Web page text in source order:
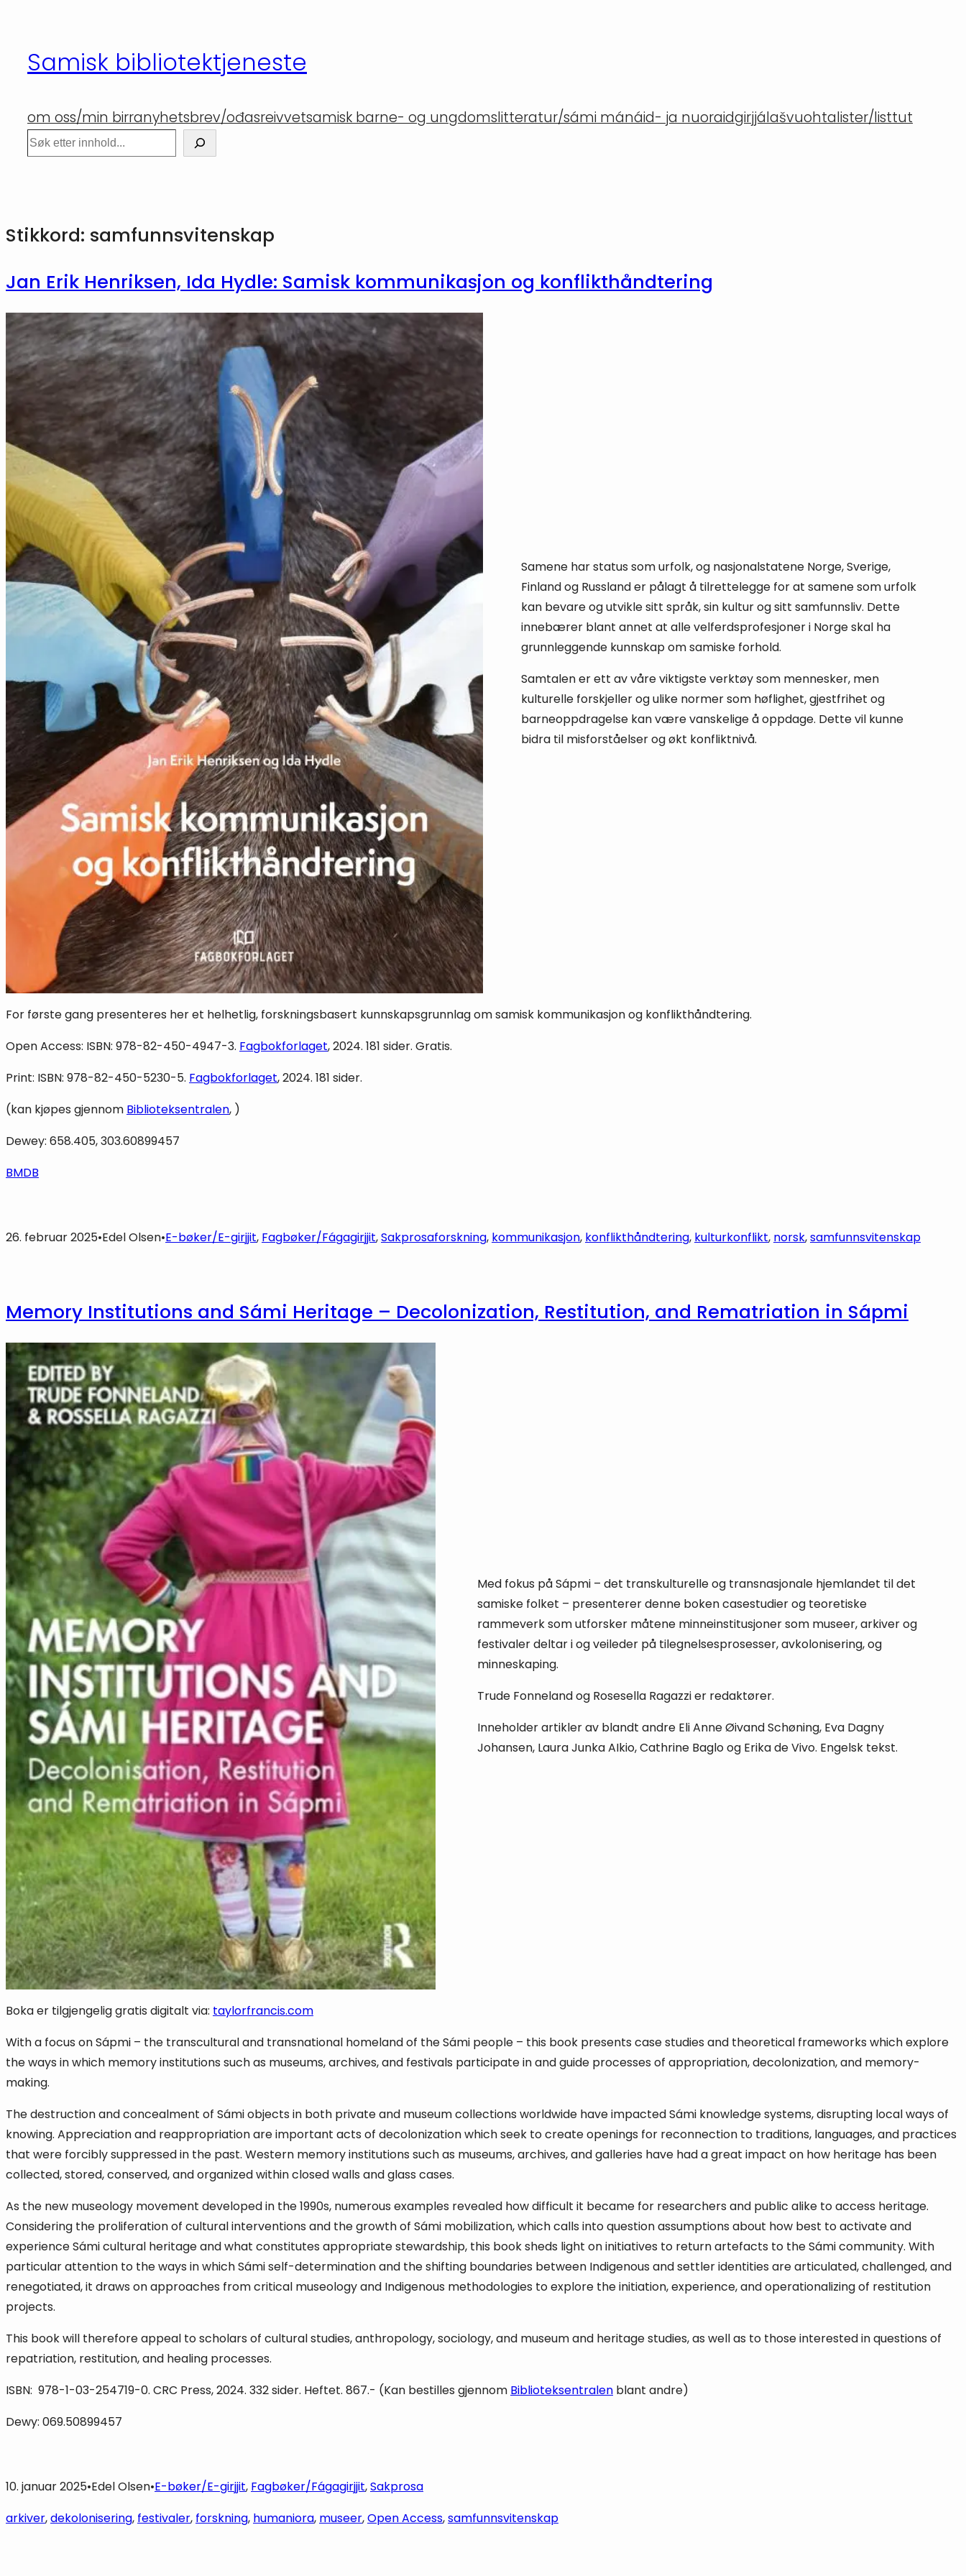
innholdSamisk bibliotektjeneste
om oss/min birranyhetsbrev/ođasreivvetsamisk barne- og ungdomslitteratur/sámi mánáid- ja nuoraidgirjjálašvuohtalister/listtut
Søk
Stikkord: samfunnsvitenskap
Jan Erik Henriksen, Ida Hydle: Samisk kommunikasjon og konflikthåndtering
Samene har status som urfolk, og nasjonalstatene Norge, Sverige,
Finland og Russland er pålagt å tilrettelegge for at samene som urfolk
kan bevare og utvikle sitt språk, sin kultur og sitt samfunnsliv. Dette
innebærer blant annet at alle velferdsprofesjoner i Norge skal ha
grunnleggende kunnskap om samiske forhold.
Samtalen er ett av våre viktigste verktøy som mennesker, men
kulturelle forskjeller og ulike normer som høflighet, gjestfrihet og
barneoppdragelse kan være vanskelige å oppdage. Dette vil kunne
bidra til misforståelser og økt konfliktnivå.
For første gang presenteres her et helhetlig, forskningsbasert kunnskapsgrunnlag om samisk kommunikasjon og konflikthåndtering.
Open Access: ISBN: 978-82-450-4947-3. Fagbokforlaget, 2024. 181 sider. Gratis.
Print: ISBN: 978-82-450-5230-5. Fagbokforlaget, 2024. 181 sider.
(kan kjøpes gjennom Biblioteksentralen, )
Dewey: 658.405, 303.60899457
BMDB
26. februar 2025•Edel Olsen•E-bøker/E-girjjit, Fagbøker/Fágagirjjit, Sakprosaforskning, kommunikasjon, konflikthåndtering, kulturkonflikt, norsk, samfunnsvitenskap
Memory Institutions and Sámi Heritage – Decolonization, Restitution, and Rematriation in Sápmi
Med fokus på Sápmi – det transkulturelle og transnasjonale hjemlandet til det
samiske folket – presenterer denne boken casestudier og teoretiske
rammeverk som utforsker måtene minneinstitusjoner som museer, arkiver og
festivaler deltar i og veileder på tilegnelsesprosesser, avkolonisering, og
minneskaping.
Trude Fonneland og Rosesella Ragazzi er redaktører.
Inneholder artikler av blandt andre Eli Anne Øivand Schøning, Eva Dagny
Johansen, Laura Junka AIkio, Cathrine Baglo og Erika de Vivo. Engelsk tekst.
Boka er tilgjengelig gratis digitalt via: taylorfrancis.com
With a focus on Sápmi – the transcultural and transnational homeland of the Sámi people – this book presents case studies and theoretical frameworks which explore
the ways in which memory institutions such as museums, archives, and festivals participate in and guide processes of appropriation, decolonization, and memory-
making.
The destruction and concealment of Sámi objects in both private and museum collections worldwide have impacted Sámi knowledge systems, disrupting local ways of
knowing. Appreciation and reappropriation are important acts of decolonization which seek to create openings for reconnection to traditions, languages, and practices
that were forcibly suppressed in the past. Western memory institutions such as museums, archives, and galleries have had a great impact on how heritage has been
collected, stored, conserved, and organized within closed walls and glass cases.
As the new museology movement developed in the 1990s, numerous examples revealed how difficult it became for researchers and public alike to access heritage.
Considering the proliferation of cultural interventions and the growth of Sámi mobilization, which calls into question assumptions about how best to activate and
experience Sámi cultural heritage and what constitutes appropriate stewardship, this book sheds light on initiatives to return artefacts to the Sámi community. With
particular attention to the ways in which Sámi self-determination and the shifting boundaries between Indigenous and settler identities are articulated, challenged, and
renegotiated, it draws on approaches from critical museology and Indigenous methodologies to explore the initiation, experience, and operationalizing of restitution
projects.
This book will therefore appeal to scholars of cultural studies, anthropology, sociology, and museum and heritage studies, as well as to those interested in questions of
repatriation, restitution, and healing processes.
ISBN: 978-1-03-254719-0. CRC Press, 2024. 332 sider. Heftet. 867.- (Kan bestilles gjennom Biblioteksentralen blant andre)
Dewy: 069.50899457
10. januar 2025•Edel Olsen•E-bøker/E-girjjit, Fagbøker/Fágagirjjit, Sakprosa
arkiver, dekolonisering, festivaler, forskning, humaniora, museer, Open Access, samfunnsvitenskap